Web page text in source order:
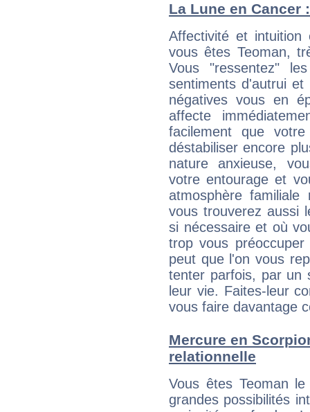
La Lune en Cancer
Affectivité et intuition
vous êtes Teoman,
Vous "ressentez"
sentiments d'autrui et
négatives vous en
affecte
facilement que
déstabiliser encore
nature anxieuse,
votre entourage et
atmosphère
vous trouverez aussi
si nécessaire et où
trop vous
peut que l'on vous
tenter parfois, par un
leur vie. Faites-leur
vous faire davantage
Mercure en
relationnelle
Vous êtes Teoman
grandes possibilités